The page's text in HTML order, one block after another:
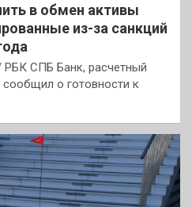
в обмен активы
из-за санкций
СПБ Банк, расчетный
о готовности к